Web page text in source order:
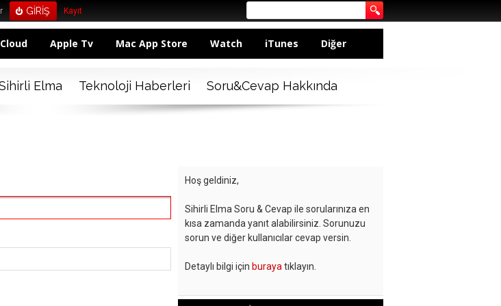
Kayıt
Apple Tv Mac App Store Watch iTunes Diğer
Elma Teknoloji Haberleri Soru&Cevap Hakkında
Hoş geldiniz,
Sihirli Elma Soru & Cevap ile sorularınıza en
kısa zamanda yanıt alabilirsiniz. Sorunuzu
sorun ve diğer kullanıcılar cevap versin.
Detaylı bilgi için buraya tıklayın.